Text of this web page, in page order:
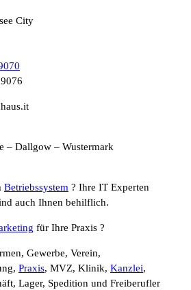
City
– Dallgow – Wustermark
Betriebssystem ? Ihre IT Experten
auch Ihnen behilflich.
für Ihre Praxis ?
Gewerbe, Verein,
Praxis, MVZ, Klinik, Kanzlei,
Lager, Spedition und Freiberufler